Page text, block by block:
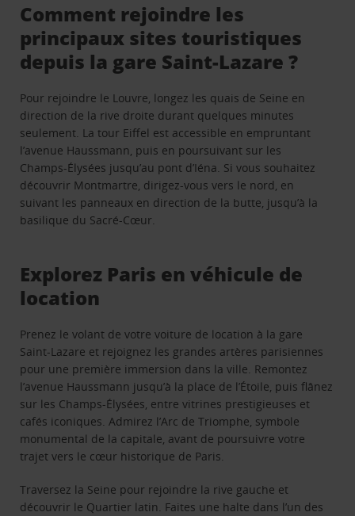
Comment rejoindre les
principaux sites touristiques
depuis la gare Saint-Lazare ?
Pour rejoindre le Louvre, longez les quais de Seine en
direction de la rive droite durant quelques minutes
seulement. La tour Eiffel est accessible en empruntant
l’avenue Haussmann, puis en poursuivant sur les
Champs‑Élysées jusqu’au pont d’Iéna. Si vous souhaitez
découvrir Montmartre, dirigez-vous vers le nord, en
suivant les panneaux en direction de la butte, jusqu’à la
basilique du Sacré‑Cœur.
Explorez Paris en véhicule de
location
Prenez le volant de votre voiture de location à la gare
Saint-Lazare et rejoignez les grandes artères parisiennes
pour une première immersion dans la ville. Remontez
l’avenue Haussmann jusqu’à la place de l’Étoile, puis flânez
sur les Champs-Élysées, entre vitrines prestigieuses et
cafés iconiques. Admirez l’Arc de Triomphe, symbole
monumental de la capitale, avant de poursuivre votre
trajet vers le cœur historique de Paris.
Traversez la Seine pour rejoindre la rive gauche et
découvrir le Quartier latin. Faites une halte dans l’un des